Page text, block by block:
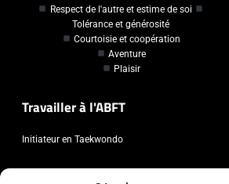
Respect de l'autre et estime de soi
Tolérance et générosité
Courtoisie et coopération
Aventure
Plaisir
Travailler à l'ABFT
Initiateur en Taekwondo